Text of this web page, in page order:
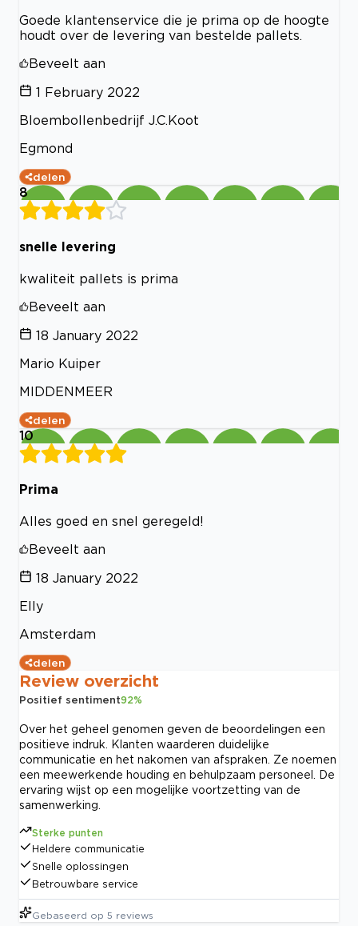
Goede klantenservice die je prima op de hoogte
houdt over de levering van bestelde pallets.
Beveelt aan
1 February 2022
Bloembollenbedrijf J.C.Koot
Egmond
delen
8
snelle levering
kwaliteit pallets is prima
Beveelt aan
18 January 2022
Mario Kuiper
MIDDENMEER
delen
10
Prima
Alles goed en snel geregeld!
Beveelt aan
18 January 2022
Elly
Amsterdam
delen
Review overzicht
Positief sentiment92%
Over het geheel genomen geven de beoordelingen een
positieve indruk. Klanten waarderen duidelijke
communicatie en het nakomen van afspraken. Ze noemen
een meewerkende houding en behulpzaam personeel. De
ervaring wijst op een mogelijke voortzetting van de
samenwerking.
Sterke punten
Heldere communicatie
Snelle oplossingen
Betrouwbare service
Gebaseerd op 5 reviews